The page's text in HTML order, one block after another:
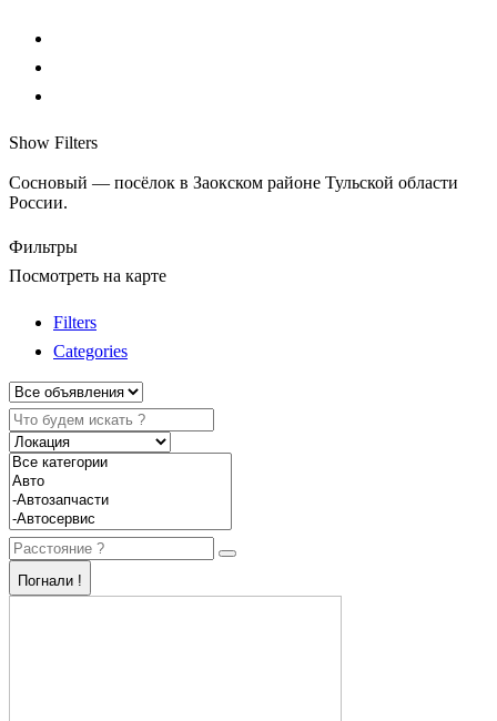
Show Filters
Сосновый — посёлок в Заокском районе Тульской области
России.
Фильтры
Посмотреть на карте
Filters
Categories
Погнали !